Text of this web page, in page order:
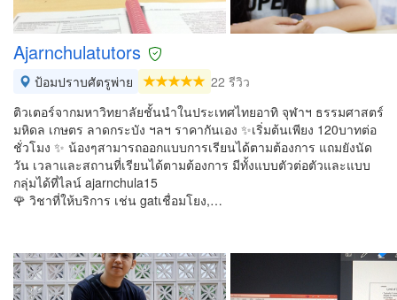
Ajarnchulatutors
ป้อมปราบศัตรูพ่าย
22 รีวิว
ติวเตอร์จากมหาวิทยาลัยชั้นนำในประเทศไทยอาทิ จุฬาฯ ธรรมศาสตร์
มหิดล เกษตร ลาดกระบัง ฯลฯ ราคากันเอง ✨เริ่มต้นเพียง 120บาทต่อ
ชั่วโมง ✨ น้องๆสามารถออกแบบการเรียนได้ตามต้องการ แถมยังนัด
วัน เวลาและสถานที่เรียนได้ตามต้องการ มีทั้งแบบตัวต่อตัวและแบบ
กลุ่มได้ที่ไลน์ ajarnchula15
🌹 วิชาที่ให้บริการ เช่น gatเชื่อมโยง,…